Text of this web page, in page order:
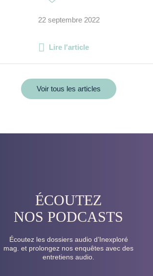
22 septembre 2022
Lire l'article
Voir tous les articles
ÉCOUTEZ
NOS PODCASTS
Écoutez les dossiers audio d’Inexploré
mag. et prolongez nos enquêtes avec des
entretiens audio.